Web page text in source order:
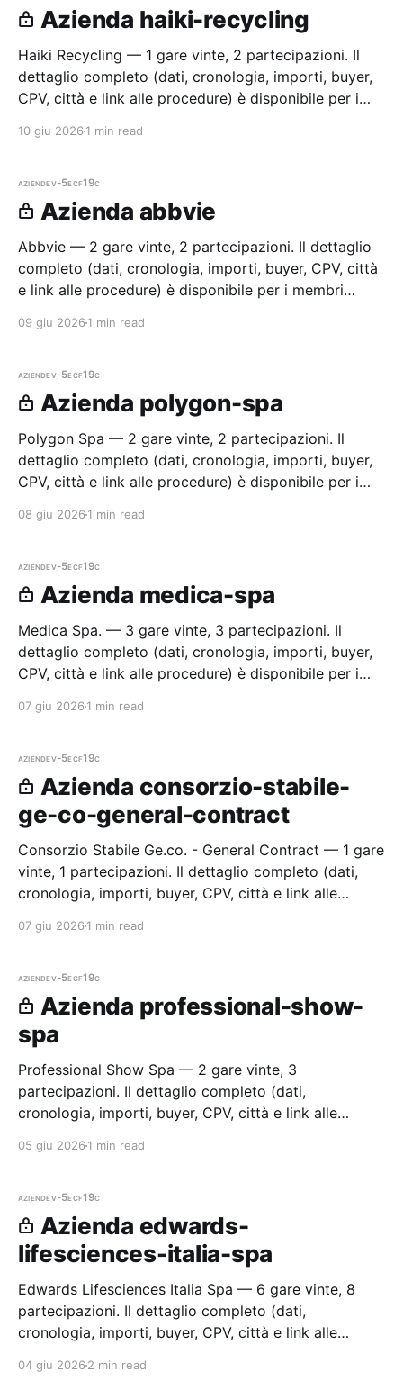
Azienda haiki-recycling
Haiki Recycling — 1 gare vinte, 2 partecipazioni. Il
dettaglio completo (dati, cronologia, importi, buyer,
CPV, città e link alle procedure) è disponibile per i
10 giu 2026 1 min read
aziendev-5ecf19c
Azienda abbvie
Abbvie — 2 gare vinte, 2 partecipazioni. Il dettaglio
completo (dati, cronologia, importi, buyer, CPV, città
e link alle procedure) è disponibile per i membri
09 giu 2026 1 min read
aziendev-5ecf19c
Azienda polygon-spa
Polygon Spa — 2 gare vinte, 2 partecipazioni. Il
dettaglio completo (dati, cronologia, importi, buyer,
CPV, città e link alle procedure) è disponibile per i
08 giu 2026 1 min read
aziendev-5ecf19c
Azienda medica-spa
Medica Spa. — 3 gare vinte, 3 partecipazioni. Il
dettaglio completo (dati, cronologia, importi, buyer,
CPV, città e link alle procedure) è disponibile per i
07 giu 2026 1 min read
aziendev-5ecf19c
Azienda consorzio-stabile-
ge-co-general-contract
Consorzio Stabile Ge.co. - General Contract — 1 gare
vinte, 1 partecipazioni. Il dettaglio completo (dati,
cronologia, importi, buyer, CPV, città e link alle
07 giu 2026 1 min read
aziendev-5ecf19c
Azienda professional-show-
spa
Professional Show Spa — 2 gare vinte, 3
partecipazioni. Il dettaglio completo (dati,
cronologia, importi, buyer, CPV, città e link alle
05 giu 2026 1 min read
aziendev-5ecf19c
Azienda edwards-
lifesciences-italia-spa
Edwards Lifesciences Italia Spa — 6 gare vinte, 8
partecipazioni. Il dettaglio completo (dati,
cronologia, importi, buyer, CPV, città e link alle
04 giu 2026 2 min read